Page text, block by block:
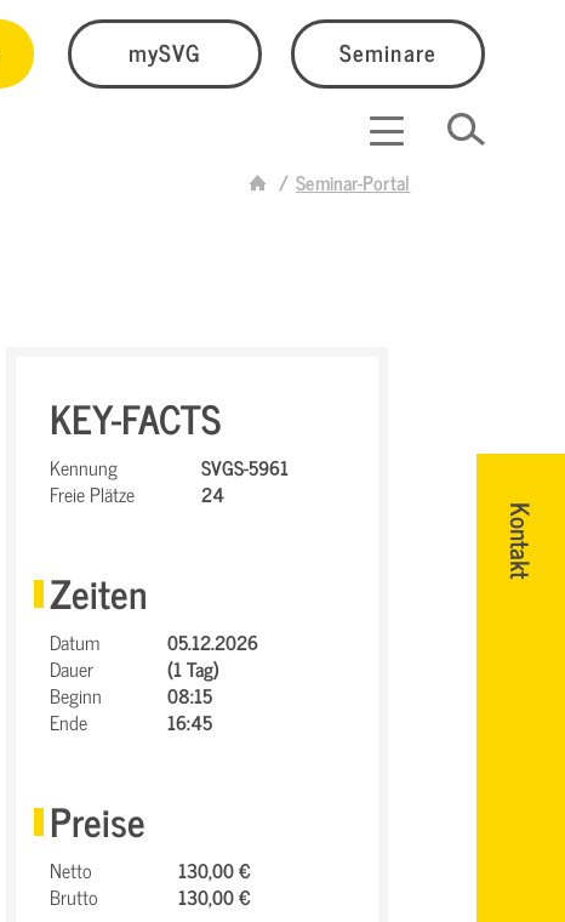
mySVG Seminare
Seminar-Portal
Kontakt
KEY-FACTS
Kennung
SVGS-5961
Freie Plätze
24
Zeiten
Datum
05.12.2026
Dauer
(1 Tag)
Beginn
08:15
Ende
16:45
Preise
Netto
130,00 €
Brutto
130,00 €